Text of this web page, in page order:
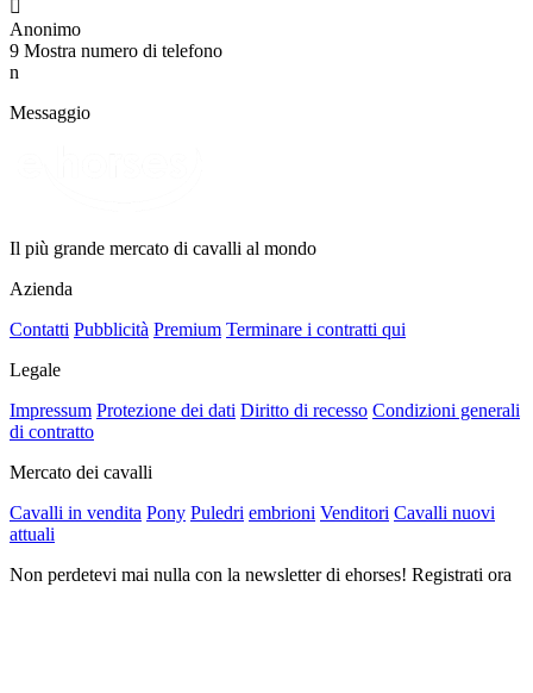

Anonimo
9 Mostra numero di telefono
n
Messaggio
Il più grande mercato di cavalli al mondo
Azienda
Contatti Pubblicità Premium Terminare i contratti qui
Legale
Impressum Protezione dei dati Diritto di recesso Condizioni generali
di contratto
Mercato dei cavalli
Cavalli in vendita Pony Puledri embrioni Venditori Cavalli nuovi
attuali
Non perdetevi mai nulla con la newsletter di ehorses! Registrati ora